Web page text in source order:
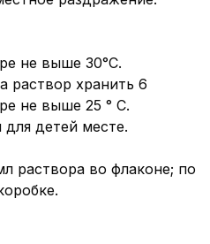
не выше 30°С.
раствор хранить 6
не выше 25 ° С.
детей месте.
раствора во флаконе; по